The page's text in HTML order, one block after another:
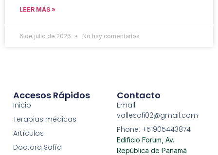
LEER MÁS »
6 de julio de 2026 No hay comentarios
Accesos Rápidos
Inicio
Terapias médicas
Artículos
Doctora Sofía
Contacto
Email:
vallesofi02@gmail.com
Phone: +51905443874
Edificio Forum, Av.
República de Panamá